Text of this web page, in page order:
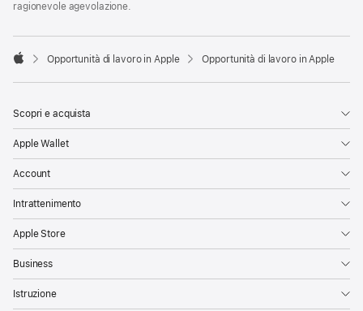
ragionevole agevolazione.

Opportunità di lavoro in Apple Opportunità di lavoro in Apple
Scopri e acquista
Apple Wallet
Account
Intrattenimento
Apple Store
Business
Istruzione